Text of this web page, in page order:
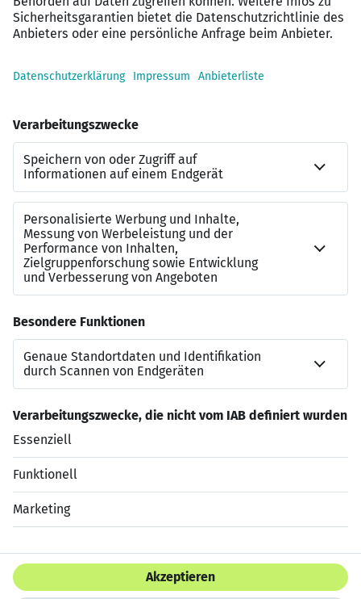
Informationen zu unserem Vermittlungsprozess finden
Sie unter:www.karesources.com/vermittlungsprozess
Nützliche Links:
Weitere SAP-Stellen:
https://karesources.com/jobs/category/sap
WhatsApp-Kanal für SAP-Jobs:
https://karesources.com/whatsapp-kanal-sap-jobs
Hier ist unser Empfehlungsprogramm:
https://karesources.com/empfehlungen/
Datenschutzerklärung